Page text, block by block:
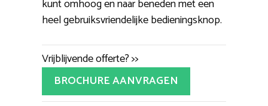
kunt omhoog en naar beneden met een
heel gebruiksvriendelijke bedieningsknop.
Vrijblijvende offerte? >>
BROCHURE AANVRAGEN